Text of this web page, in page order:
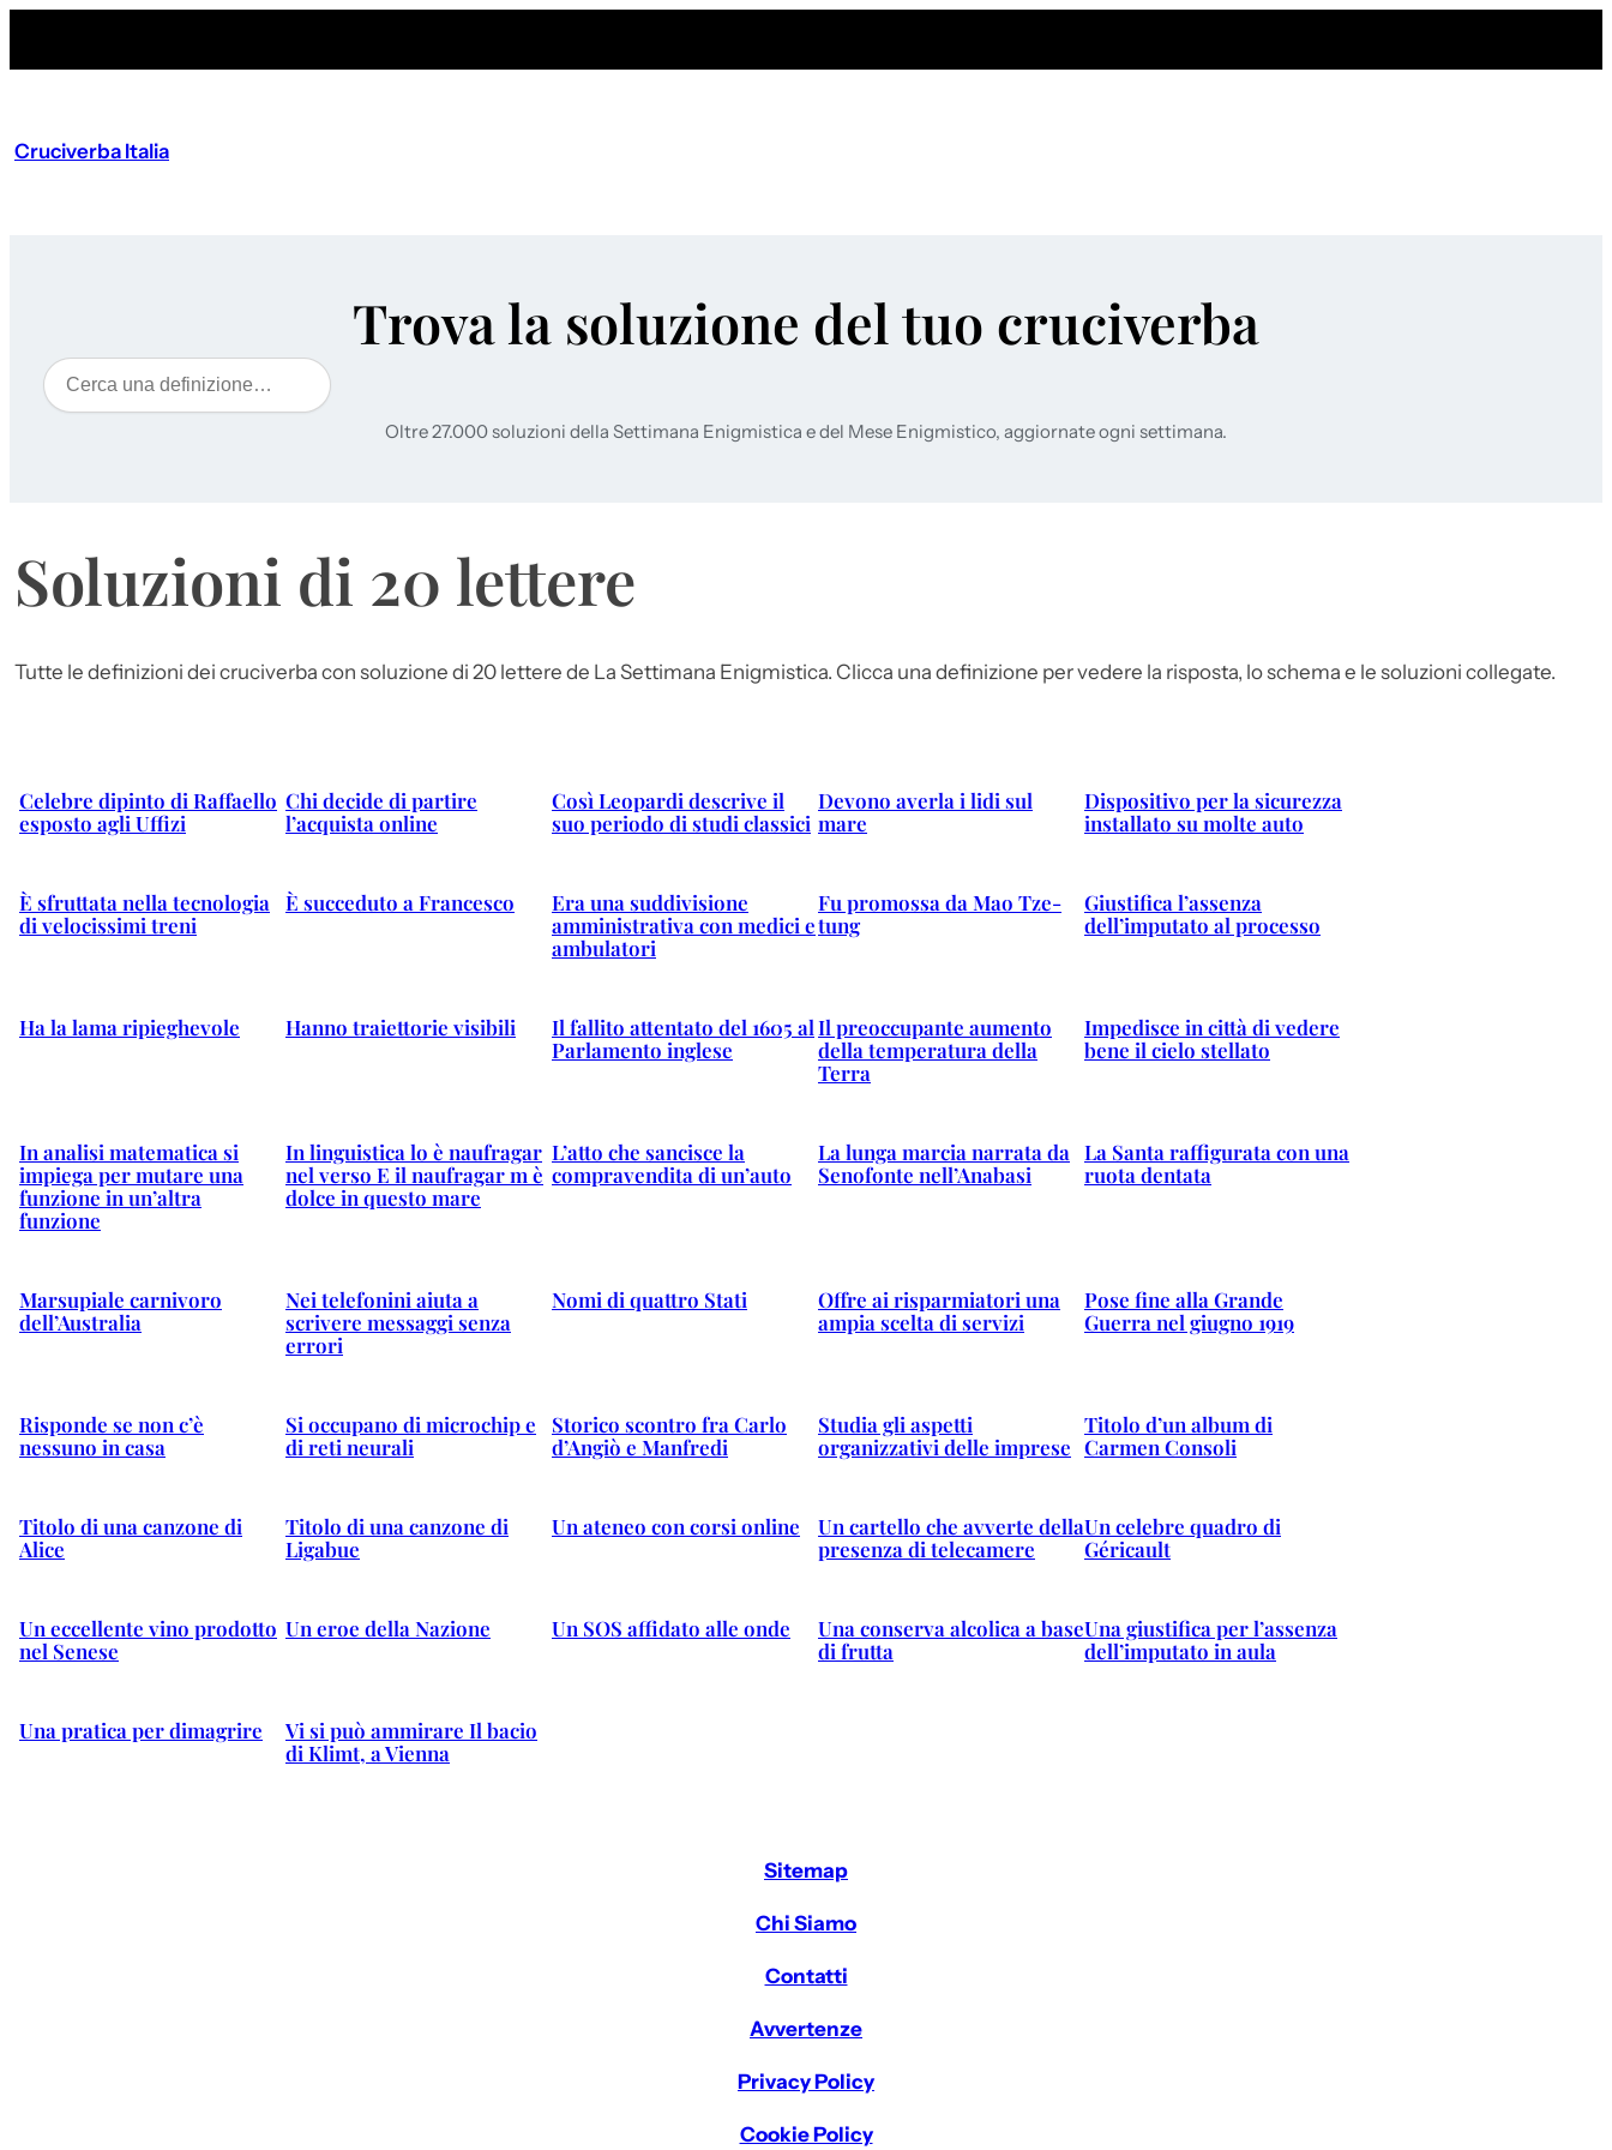
Cruciverba Italia
Trova la soluzione del tuo cruciverba
Cerca
Oltre 27.000 soluzioni della Settimana Enigmistica e del Mese Enigmistico, aggiornate ogni settimana.
Soluzioni di 20 lettere
Tutte le definizioni dei cruciverba con soluzione di 20 lettere de La Settimana Enigmistica. Clicca una definizione per vedere la risposta, lo schema e le soluzioni collegate.
Celebre dipinto di Raffaello
esposto agli Uffizi
Chi decide di partire
l’acquista online
Così Leopardi descrive il
suo periodo di studi classici
Devono averla i lidi sul
mare
Dispositivo per la sicurezza
installato su molte auto
È sfruttata nella tecnologia
di velocissimi treni
È succeduto a Francesco
Era una suddivisione
amministrativa con medici e
ambulatori
Fu promossa da Mao Tze-
tung
Giustifica l’assenza
dell’imputato al processo
Ha la lama ripieghevole Hanno traiettorie visibili
Il fallito attentato del 1605 al
Parlamento inglese
Il preoccupante aumento
della temperatura della
Terra
Impedisce in città di vedere
bene il cielo stellato
In analisi matematica si
impiega per mutare una
funzione in un’altra
funzione
In linguistica lo è naufragar
nel verso E il naufragar m è
dolce in questo mare
L’atto che sancisce la
compravendita di un’auto
La lunga marcia narrata da
Senofonte nell’Anabasi
La Santa raffigurata con una
ruota dentata
Marsupiale carnivoro
dell’Australia
Nei telefonini aiuta a
scrivere messaggi senza
errori
Nomi di quattro Stati
Offre ai risparmiatori una
ampia scelta di servizi
Pose fine alla Grande
Guerra nel giugno 1919
Risponde se non c’è
nessuno in casa
Si occupano di microchip e
di reti neurali
Storico scontro fra Carlo
d’Angiò e Manfredi
Studia gli aspetti
organizzativi delle imprese
Titolo d’un album di
Carmen Consoli
Titolo di una canzone di
Alice
Titolo di una canzone di
Ligabue
Un ateneo con corsi online
Un cartello che avverte della
presenza di telecamere
Un celebre quadro di
Géricault
Un eccellente vino prodotto
nel Senese
Un eroe della Nazione Un SOS affidato alle onde
Una conserva alcolica a base
di frutta
Una giustifica per l’assenza
dell’imputato in aula
Una pratica per dimagrire
Vi si può ammirare Il bacio
di Klimt, a Vienna
Sitemap
Chi Siamo
Contatti
Avvertenze
Privacy Policy
Cookie Policy